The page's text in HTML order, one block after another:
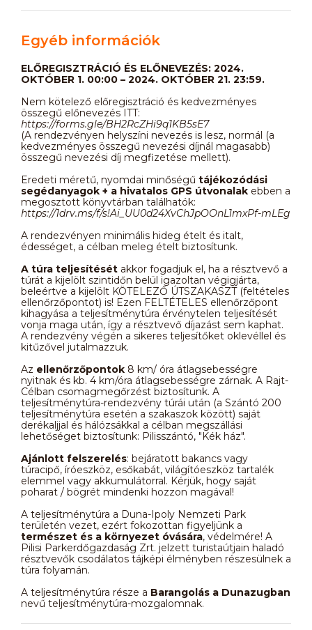
Egyéb információk
ELŐREGISZTRÁCIÓ ÉS ELŐNEVEZÉS: 2024.
OKTÓBER 1. 00:00 – 2024. OKTÓBER 21. 23:59.
Nem kötelező előregisztráció és kedvezményes
összegű előnevezés ITT:
https://forms.gle/BH2RcZHi9q1KB5sE7
(A rendezvényen helyszíni nevezés is lesz, normál (a
kedvezményes összegű nevezési díjnál magasabb)
összegű nevezési díj megfizetése mellett).
Eredeti méretű, nyomdai minőségű tájékozódási
segédanyagok + a hivatalos GPS útvonalak ebben a
megosztott könyvtárban találhatók:
https://1drv.ms/f/s!Ai_UU0d24XvChJpOOnL1mxPf-mLEg
A rendezvényen minimális hideg ételt és italt,
édességet, a célban meleg ételt biztosítunk.
A túra teljesítését akkor fogadjuk el, ha a résztvevő a
túrát a kijelölt szintidőn belül igazoltan végigjárta,
beleértve a kijelölt KÖTELEZŐ ÚTSZAKASZT (feltételes
ellenőrzőpontot) is! Ezen FELTÉTELES ellenőrzőpont
kihagyása a teljesítménytúra érvénytelen teljesítését
vonja maga után, így a résztvevő díjazást sem kaphat.
A rendezvény végén a sikeres teljesítőket oklevéllel és
kitűzővel jutalmazzuk.
Az ellenőrzőpontok 8 km/ óra átlagsebességre
nyitnak és kb. 4 km/óra átlagsebességre zárnak. A Rajt-
Célban csomagmegőrzést biztosítunk. A
teljesítménytúra-rendezvény túrái után (a Szántó 200
teljesítménytúra esetén a szakaszok között) saját
derékaljjal és hálózsákkal a célban megszállási
lehetőséget biztosítunk: Pilisszántó, "Kék ház".
Ajánlott felszerelés: bejáratott bakancs vagy
túracipő, íróeszköz, esőkabát, világítóeszköz tartalék
elemmel vagy akkumulátorral. Kérjük, hogy saját
poharat / bögrét mindenki hozzon magával!
A teljesítménytúra a Duna-Ipoly Nemzeti Park
területén vezet, ezért fokozottan figyeljünk a
természet és a környezet óvására, védelmére! A
Pilisi Parkerdőgazdaság Zrt. jelzett turistaútjain haladó
résztvevők csodálatos tájképi élményben részesülnek a
túra folyamán.
A teljesítménytúra része a Barangolás a Dunazugban
nevű teljesítménytúra-mozgalomnak.